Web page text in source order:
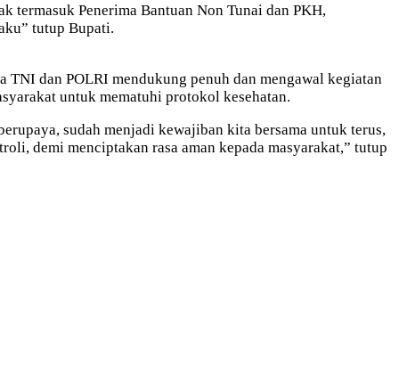
termasuk Penerima Bantuan Non Tunai dan PKH,
tutup Bupati.
dan POLRI mendukung penuh dan mengawal kegiatan
untuk mematuhi protokol kesehatan.
sudah menjadi kewajiban kita bersama untuk terus,
demi menciptakan rasa aman kepada masyarakat,” tutup